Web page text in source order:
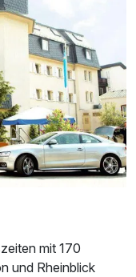
p.P. ab177,50 €
mit 170
und Rheinblick